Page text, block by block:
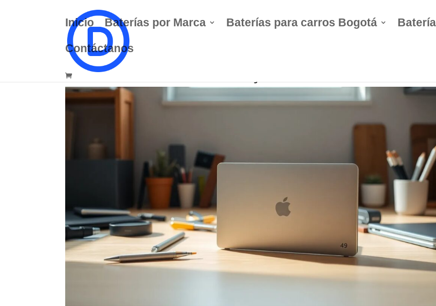
Inicio Baterías por Marca Baterías para carros Bogotá
Contáctanos
Batería Mac Silver 1200 / Caja 49 / Polaridad derecha